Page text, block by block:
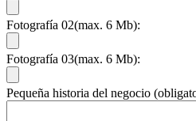
Fotografía 02(max. 6 Mb):
Fotografía 03(max. 6 Mb):
Pequeña historia del negocio